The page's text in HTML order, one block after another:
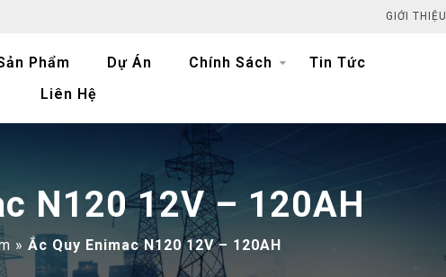
GIỚI THIỆU
Phẩm Dự Án Chính Sách
Tin Tức
Liên Hệ
N120 12V – 120AH
» Ắc Quy Enimac N120 12V – 120AH